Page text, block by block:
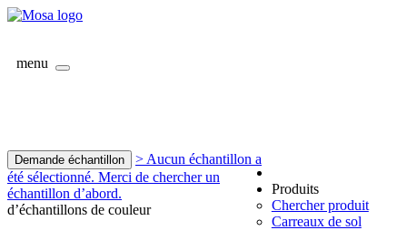
menu
Demande échantillon
> Aucun échantillon a
été sélectionné. Merci de chercher un
échantillon d’abord.
d’échantillons de couleur
Produits
Chercher produit
Carreaux de sol